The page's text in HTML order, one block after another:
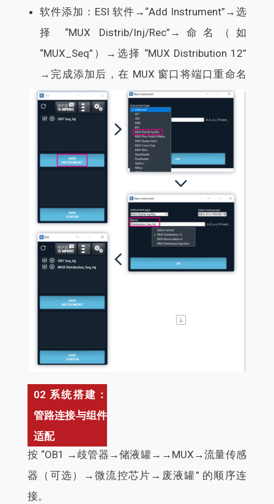
软件添加：ESI 软件→“Add Instrument”→选
择 “MUX Distrib/Inj/Rec”→命名（如
“MUX_Seq”）→选择 “MUX Distribution 12”
→完成添加后，在 MUX 窗口将端口重命名
（如 “Solution 1”“Oil”），便于识别。
02 系统搭建：
管路连接与组件
适配
按 “OB1 →歧管器→储液罐→→MUX→流量传感
器（可选）→微流控芯片→废液罐” 的顺序连
接。